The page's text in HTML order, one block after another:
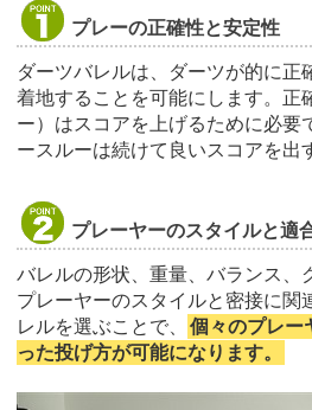
プレーの正確性と安定性
ダーツバレルは、ダーツが的に正
着地することを可能にします。正
ー）はスコアを上げるために必要
ースルーは続けて良いスコアを出
プレーヤーのスタイルと適
バレルの形状、重量、バランス、
プレーヤーのスタイルと密接に関
レルを選ぶことで、
個々のプレー
った投げ方が可能になります。